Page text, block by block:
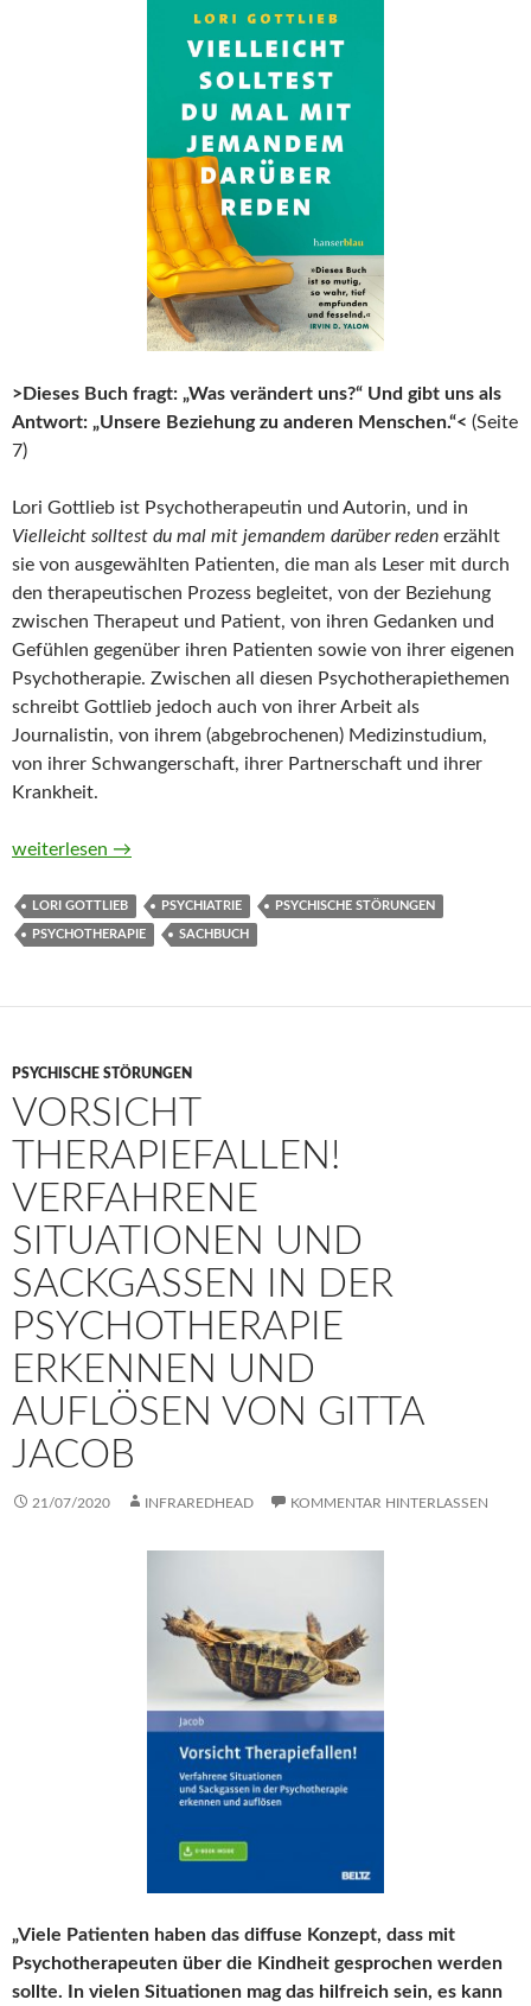
>Dieses Buch fragt: „Was verändert uns?“ Und gibt uns als
Antwort: „Unsere Beziehung zu anderen Menschen.“< (Seite
7)
Lori Gottlieb ist Psychotherapeutin und Autorin, und in
Vielleicht solltest du mal mit jemandem darüber reden erzählt
sie von ausgewählten Patienten, die man als Leser mit durch
den therapeutischen Prozess begleitet, von der Beziehung
zwischen Therapeut und Patient, von ihren Gedanken und
Gefühlen gegenüber ihren Patienten sowie von ihrer eigenen
Psychotherapie. Zwischen all diesen Psychotherapiethemen
schreibt Gottlieb jedoch auch von ihrer Arbeit als
Journalistin, von ihrem (abgebrochenen) Medizinstudium,
von ihrer Schwangerschaft, ihrer Partnerschaft und ihrer
Krankheit.
Vielleicht solltest du mal mit jemandem darüber reden von
weiterlesen →
LORI GOTTLIEB PSYCHIATRIE PSYCHISCHE STÖRUNGEN
PSYCHOTHERAPIE SACHBUCH
PSYCHISCHE STÖRUNGEN
VORSICHT
THERAPIEFALLEN!
VERFAHRENE
SITUATIONEN UND
SACKGASSEN IN DER
PSYCHOTHERAPIE
ERKENNEN UND
AUFLÖSEN VON GITTA
JACOB
21/07/2020 INFRAREDHEAD KOMMENTAR HINTERLASSEN
„Viele Patienten haben das diffuse Konzept, dass mit
Psychotherapeuten über die Kindheit gesprochen werden
sollte. In vielen Situationen mag das hilfreich sein, es kann